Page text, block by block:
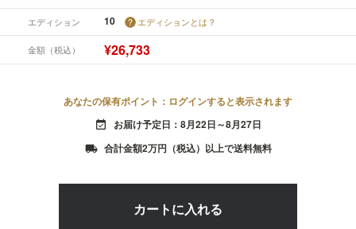
エディション 10 エディションとは？
金額（税込） ¥26,733
あなたの保有ポイント：ログインすると表示されます
event_available お届け予定日：8月22日～8月27日
local_shipping 合計金額2万円（税込）以上で送料無料